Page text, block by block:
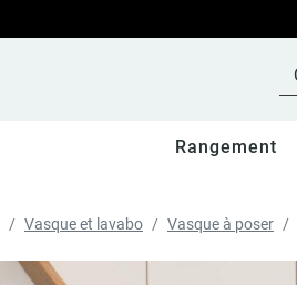
Rangement
Vasque et lavabo Vasque à poser